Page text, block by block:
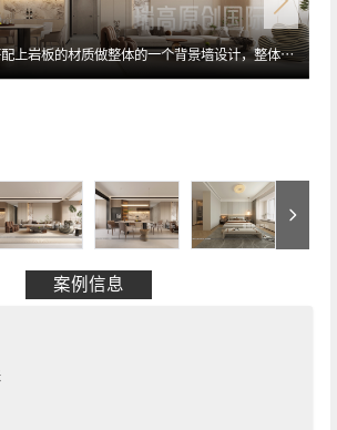
客厅整体用护墙板搭配上岩板的材质做整体的一个背景墙设计，整体看上去高级又有质感，软装搭配上异型的布质沙发来增加整体的舒适度，阳台处与客厅相连接做一个隐藏弱化梁体设计，让阳台的垭口显得更高。 墙面采用浅灰色调，搭配深棕色的皮质沙发和金属材质的茶几，营造出一种高级而舒适的氛围。吊灯和壁画的点缀，为客厅增添了一份艺术气息和精致感
案例信息